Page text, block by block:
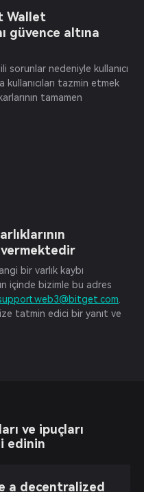
Wallet
güvence altına
nedeniyle kullanıcı
kullanıcıları tazmin etmek
tamamen
bir varlık kaybı
içinde bizimle bu adres
tatmin edici bir yanıt ve
ve ipuçları
edinin
a decentralized